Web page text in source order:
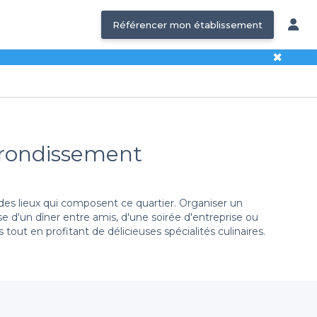
Référencer mon établissement
✖
lieux qui composent ce quartier. Organiser un
d'un dîner entre amis, d'une soirée d'entreprise ou
en profitant de délicieuses spécialités culinaires.
des meilleurs restaurants cosy du 15e
d'options, des établissements les plus raffinés